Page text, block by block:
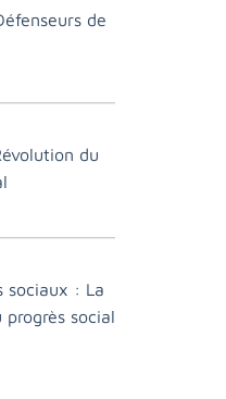
de
du
sociaux : La
social